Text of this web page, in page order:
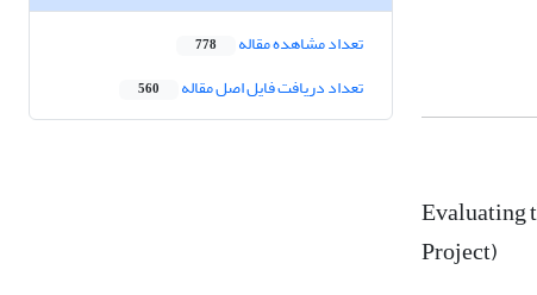
Evaluating
Project)
تعداد مشاهده مقاله 778
تعداد دریافت فایل اصل مقاله 560